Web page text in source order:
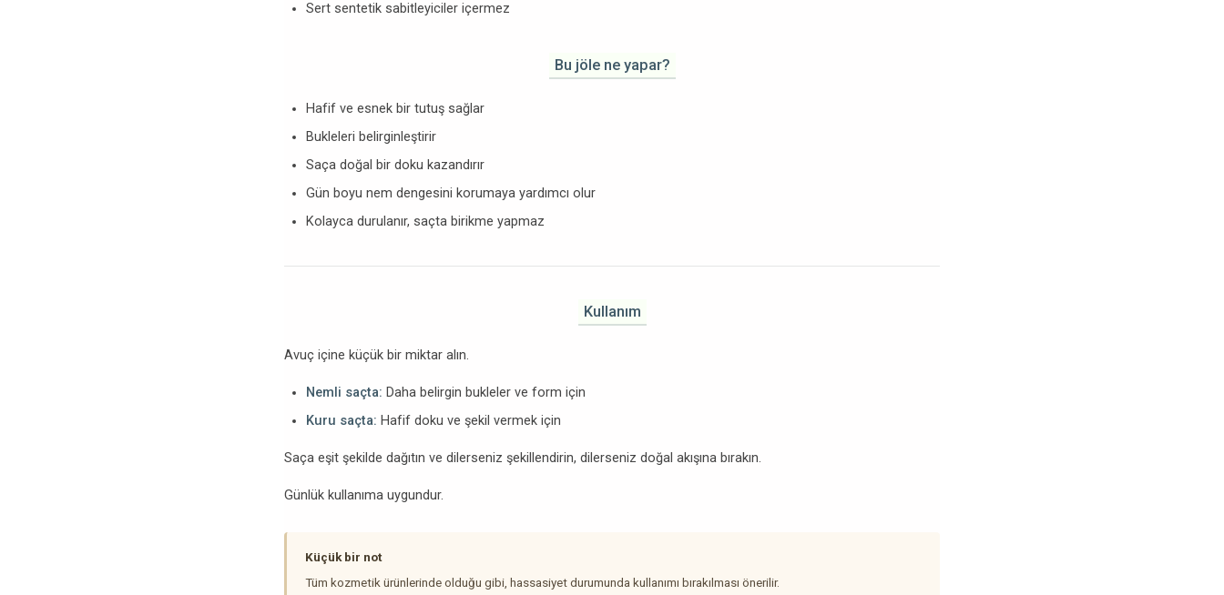
Sert sentetik sabitleyiciler içermez
Bu jöle ne yapar?
Hafif ve esnek bir tutuş sağlar
Bukleleri belirginleştirir
Saça doğal bir doku kazandırır
Gün boyu nem dengesini korumaya yardımcı olur
Kolayca durulanır, saçta birikme yapmaz
Kullanım
Avuç içine küçük bir miktar alın.
Nemli saçta: Daha belirgin bukleler ve form için
Kuru saçta: Hafif doku ve şekil vermek için
Saça eşit şekilde dağıtın ve dilerseniz şekillendirin, dilerseniz doğal akışına bırakın.
Günlük kullanıma uygundur.
Küçük bir not
Tüm kozmetik ürünlerinde olduğu gibi, hassasiyet durumunda kullanımı bırakılması önerilir.